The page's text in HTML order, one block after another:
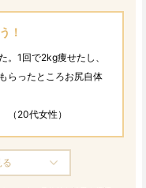
！
。 1回で2kg痩せたし、
らったところお尻自体
）
る